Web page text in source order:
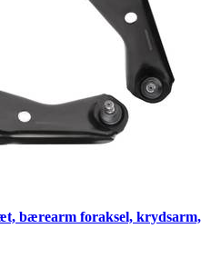
bærearm foraksel, krydsarm,